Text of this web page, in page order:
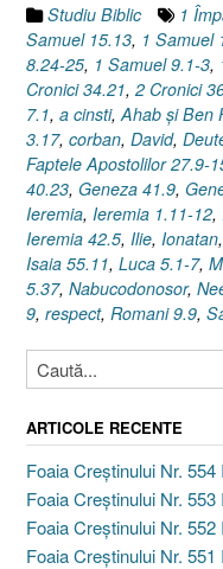
Studiu Biblic 1
Samuel 15.13, 1 Samuel
8.24-25, 1 Samuel 9.1-3,
Cronici 34.21, 2 Cronici
7.1, a cinsti, Ahab şi Ben
3.17, corban, David,
Faptele Apostolilor 27.9-
40.23, Geneza 41.9,
Ieremia, Ieremia 1.11-12,
Ieremia 42.5, Ilie, Ionatan,
Isaia 55.11, Luca 5.1-7,
5.37, Nabucodonosor,
9, respect, Romani 9.9,
ARTICOLE RECENTE
Foaia Creștinului Nr.
Foaia Creștinului Nr.
Foaia Creștinului Nr.
Foaia Creștinului Nr.